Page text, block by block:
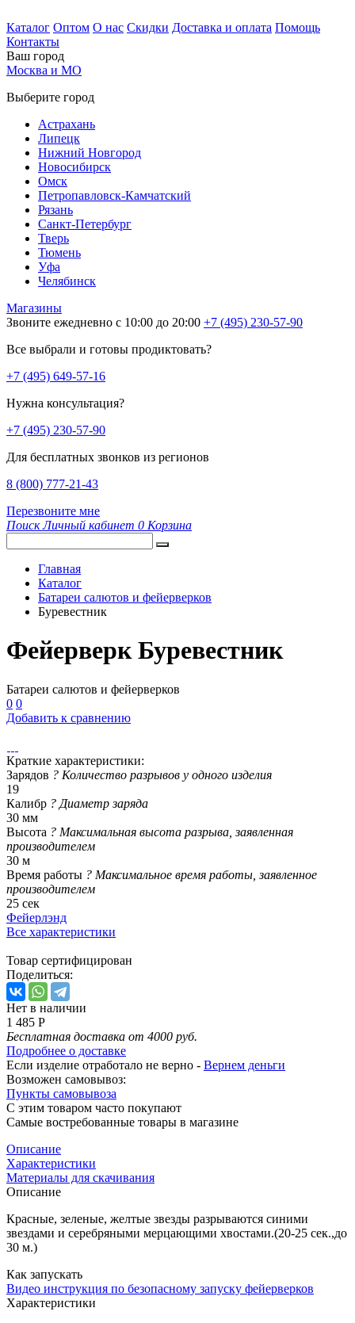
Каталог Оптом О нас Скидки Доставка и оплата Помощь
Контакты
Ваш город
Москва и МО
Выберите город
Астрахань
Липецк
Нижний Новгород
Новосибирск
Омск
Петропавловск-Камчатский
Рязань
Санкт-Петербург
Тверь
Тюмень
Уфа
Челябинск
Магазины
Звоните ежедневно с 10:00 до 20:00 +7 (495) 230-57-90
Все выбрали и готовы продиктовать?
+7 (495) 649-57-16
Нужна консультация?
+7 (495) 230-57-90
Для бесплатных звонков из регионов
8 (800) 777-21-43
Перезвоните мне
Поиск Личный кабинет 0 Корзина
Главная
Каталог
Батареи салютов и фейерверков
Буревестник
Фейерверк Буревестник
Батареи салютов и фейерверков
0 0
Добавить к сравнению
Краткие характеристики:
Зарядов ? Количество разрывов у одного изделия
19
Калибр ? Диаметр заряда
30 мм
Высота ? Максимальная высота разрыва, заявленная
производителем
30 м
Время работы ? Максимальное время работы, заявленное
производителем
25 сек
Фейерлэнд
Все характеристики
Товар сертифицирован
Поделиться:
Нет в наличии
1 485 Р
Бесплатная доставка от 4000 руб.
Подробнее о доставке
Если изделие отработало не верно - Вернем деньги
Возможен самовывоз:
Пункты самовывоза
С этим товаром часто покупают
Самые востребованные товары в магазине
Описание
Характеристики
Материалы для скачивания
Описание
Красные, зеленые, желтые звезды разрываются синими
звездами и серебряными мерцающими хвостами.(20-25 сек.,до
30 м.)
Как запускать
Видео инструкция по безопасному запуску фейерверков
Характеристики